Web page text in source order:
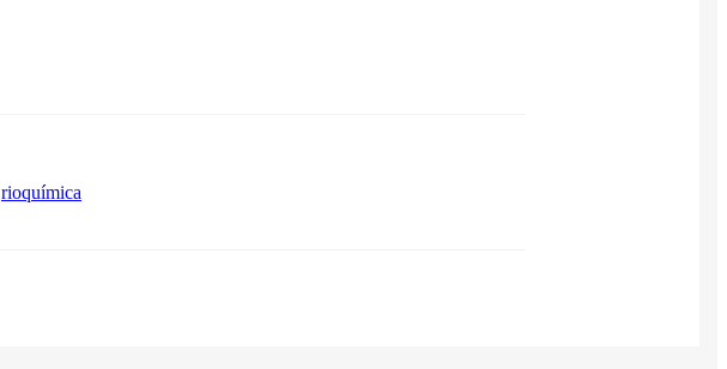
rioquímica